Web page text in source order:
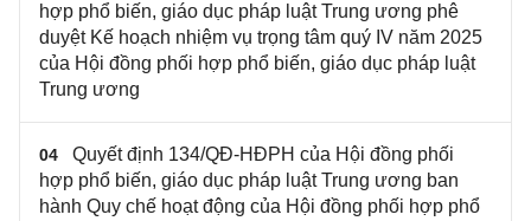
hợp phổ biến, giáo dục pháp luật Trung ương phê
duyệt Kế hoạch nhiệm vụ trọng tâm quý IV năm 2025
của Hội đồng phối hợp phổ biến, giáo dục pháp luật
Trung ương
04
Quyết định 134/QĐ-HĐPH của Hội đồng phối
hợp phổ biến, giáo dục pháp luật Trung ương ban
hành Quy chế hoạt động của Hội đồng phối hợp phổ